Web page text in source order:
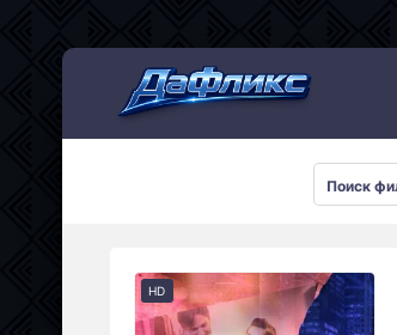
HD
Мультсериалы